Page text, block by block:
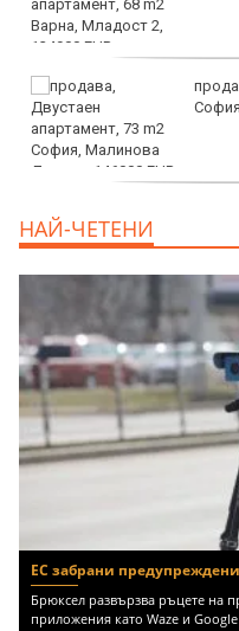
НАЙ-ЧЕТЕНИ
ЕС забрани
Брюксел развързва ръцете на
приложения като Waze и